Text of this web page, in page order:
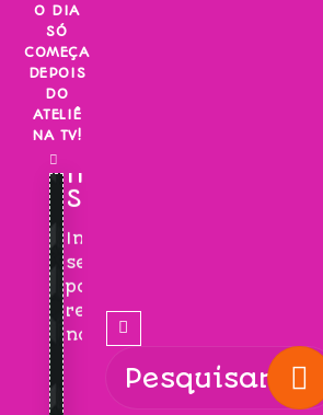
Skip
content
O DIA
SÓ
COMEÇA
DEPOIS
DO
ATELIÊ
NA TV!
INSCREVA-
SE!
Inscreva-
se
para
receber
novidades!